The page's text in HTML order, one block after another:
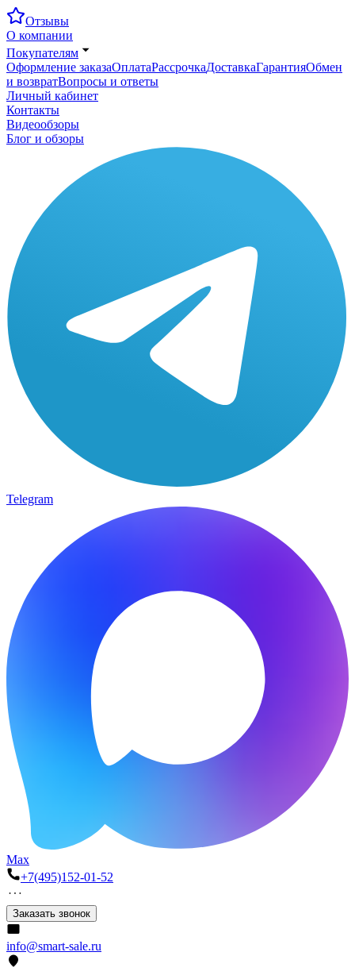
Отзывы
О компании
Покупателям
Оформление заказаОплатаРассрочкаДоставкаГарантияОбмен
и возвратВопросы и ответы
Личный кабинет
Контакты
Видеообзоры
Блог и обзоры
Telegram
Max
+7(495)152-01-52
Заказать звонок
info@smart-sale.ru